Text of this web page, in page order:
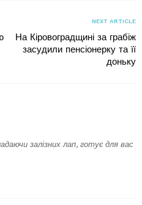
NEXT ARTICLE
На Кіровоградщині за грабіж
засудили пенсіонерку та її
доньку
залізних лап, готує для вас